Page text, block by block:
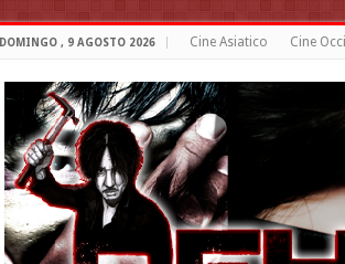
DOMINGO , 9 AGOSTO 2026 Cine Asiatico Cine